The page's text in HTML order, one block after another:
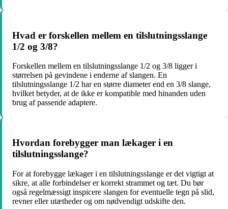
Hvad er forskellen mellem en tilslutningsslange
1/2 og 3/8?
Forskellen mellem en tilslutningsslange 1/2 og 3/8 ligger i
størrelsen på gevindene i enderne af slangen. En
tilslutningsslange 1/2 har en større diameter end en 3/8 slange,
hvilket betyder, at de ikke er kompatible med hinanden uden
brug af passende adaptere.
Hvordan forebygger man lækager i en
tilslutningsslange?
For at forebygge lækager i en tilslutningsslange er det vigtigt at
sikre, at alle forbindelser er korrekt strammet og tæt. Du bør
også regelmæssigt inspicere slangen for eventuelle tegn på slid,
revner eller utætheder og om nødvendigt udskifte den.